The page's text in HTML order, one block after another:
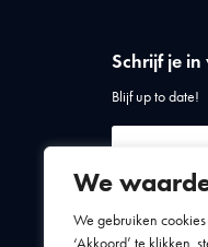
We
We gebruiken
‘Akkoord’ te klikken,
Schrijf je
Blijf up to date!